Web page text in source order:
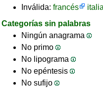
Inválida: francés
Categorías sin palabras
Ningún anagrama
No primo
No lipograma
No epéntesis
No sufijo